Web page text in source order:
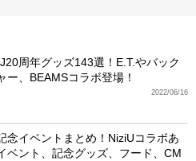
周年グッズ143選！E.T.やバック
ー、BEAMSコラボ登場！
2022/06/16
念イベントまとめ！NiziUコラボあ
ベント、記念グッズ、フード、CM